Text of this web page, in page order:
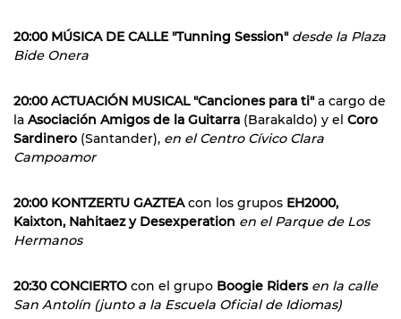
20:00 MÚSICA DE CALLE "Tunning Session" desde la Plaza
Bide Onera
20:00 ACTUACIÓN MUSICAL "Canciones para ti"a cargo de
la Asociación Amigos de la Guitarra (Barakaldo) y el Coro
Sardinero (Santander), en el Centro Cívico Clara
Campoamor
20:00 KONTZERTU GAZTEAcon los grupos EH2000,
Kaixton, Nahitaez y Desexperation en el Parque de Los
Hermanos
20:30 CONCIERTO con el grupo Boogie Riders en la calle
San Antolín (junto a la Escuela Oficial de Idiomas)